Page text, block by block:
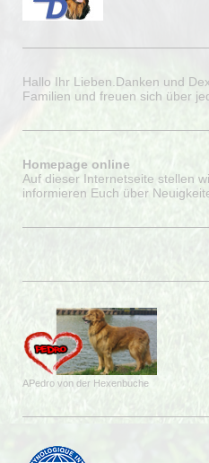
Hallo Ihr Lieben.Danken und
Familien und freuen sich über
Homepage online
Auf dieser Internetseite stellen
informieren Euch über
APedro von der Hexenbuche